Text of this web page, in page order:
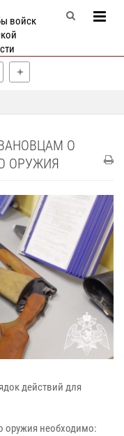
войск
О
ОРУЖИЯ
действий для
оружия необходимо: